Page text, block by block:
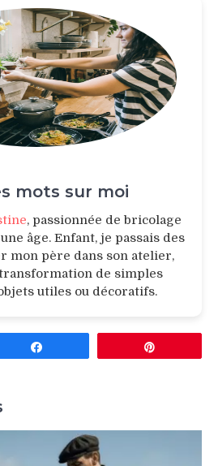
mots sur moi
, passionnée de bricolage
âge. Enfant, je passais des
mon père dans son atelier,
de simples
utiles ou décoratifs.